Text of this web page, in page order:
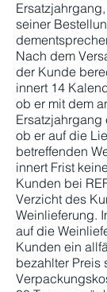
seiner
Nach dem
der Kunde
innert 14
ob er mit dem
Ersatzjahrgang
ob er auf die
betreffenden
innert Frist
Kunden bei
Verzicht des
Weinlieferung.
auf die
Kunden ein
bezahlter Preis